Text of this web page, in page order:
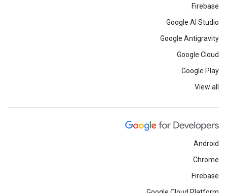
Firebase
Google AI Studio
Google Antigravity
Google Cloud
Google Play
View all
Android
Chrome
Firebase